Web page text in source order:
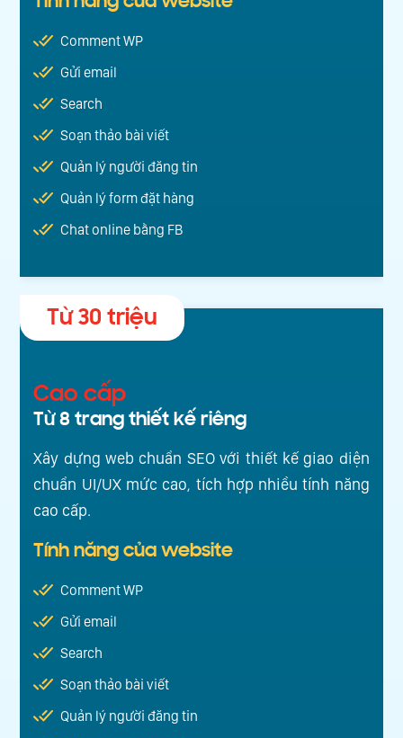
Comment WP
Gửi email
Search
Soạn thảo bài viết
Quản lý người đăng tin
Quản lý form đặt hàng
Chat online bằng FB
Từ 30 triệu
Cao cấp
Từ 8 trang thiết kế riêng
Xây dựng web chuẩn SEO với thiết kế giao diện
chuẩn UI/UX mức cao, tích hợp nhiều tính năng
cao cấp.
Tính năng của website
Comment WP
Gửi email
Search
Soạn thảo bài viết
Quản lý người đăng tin